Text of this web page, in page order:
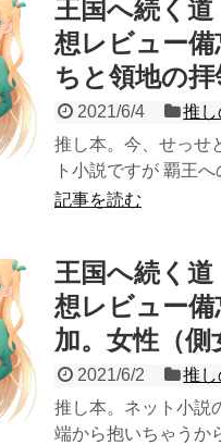
王国へ続く
想レビュー
ちと領地の拝
2021/6/4
推
推し本。今、せっせ
ト小説ですが 覇王
記事を読む
王国へ続く
想レビュー
加。女性（
2021/6/2
推
推し本。ネット小説
端から抱いちゃうか